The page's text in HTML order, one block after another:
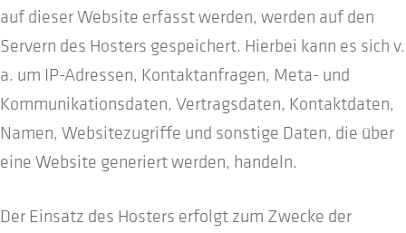
auf dieser Website erfasst werden, werden auf den
Servern des Hosters gespeichert. Hierbei kann es sich v.
a. um IP-Adressen, Kontaktanfragen, Meta- und
Kommunikationsdaten, Vertragsdaten, Kontaktdaten,
Namen, Websitezugriffe und sonstige Daten, die über
eine Website generiert werden, handeln.
Der Einsatz des Hosters erfolgt zum Zwecke der